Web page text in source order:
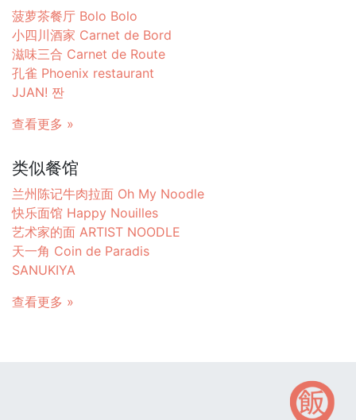
菠萝茶餐厅 Bolo Bolo
小四川酒家 Carnet de Bord
滋味三合 Carnet de Route
孔雀 Phoenix restaurant
JJAN! 짠
查看更多 »
类似餐馆
兰州陈记牛肉拉面 Oh My Noodle
快乐面馆 Happy Nouilles
艺术家的面 ARTIST NOODLE
天一角 Coin de Paradis
SANUKIYA
查看更多 »